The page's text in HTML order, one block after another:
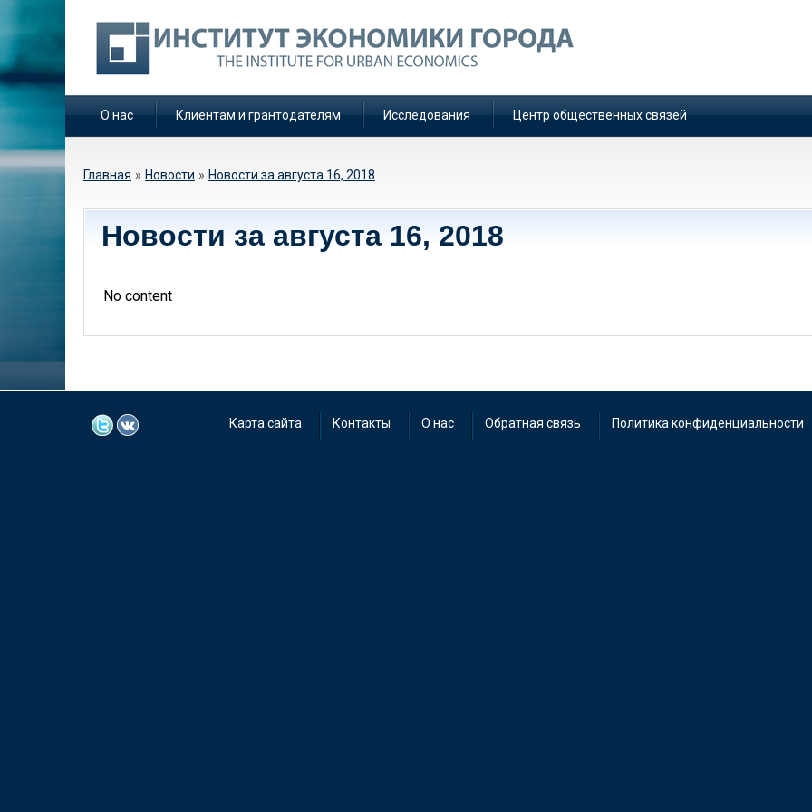
О нас Клиентам и грантодателям Исследования Центр общественных связей
Вы здесь
Главная » Новости » Новости за августа 16, 2018
Новости за августа 16, 2018
No content
Карта сайта Контакты О нас Обратная связь Политика конфиденциальности